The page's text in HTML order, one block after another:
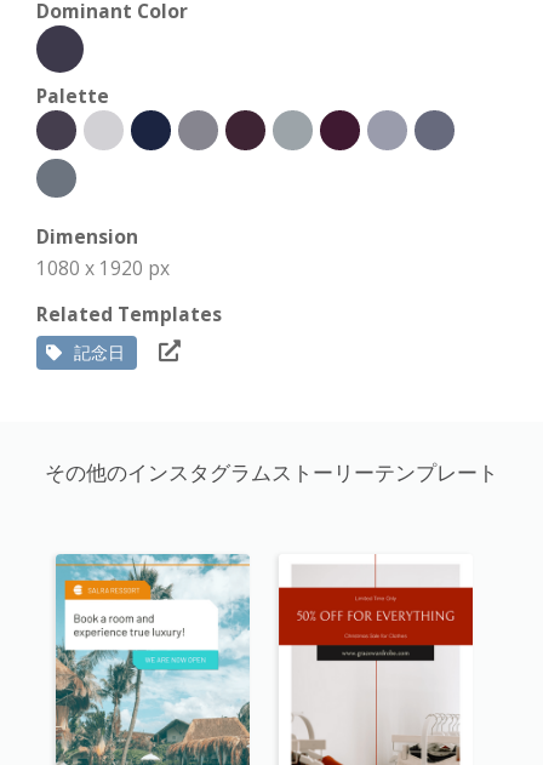
Dominant Color
Palette
Dimension
1080 x 1920 px
Related Templates
記念日
その他のインスタグラムストーリーテンプレート